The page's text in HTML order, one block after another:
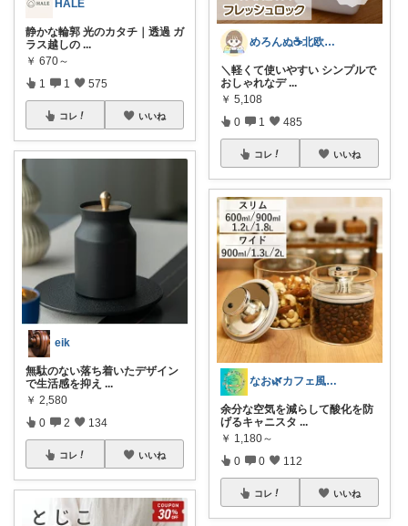
HALE
静かな輪郭 光のカタチ｜透過 ガ
ラス越しの ...
￥ 670～
1 1 575
コレ いいね
eik
無駄のない落ち着いたデザイン
で生活感を抑え ...
￥ 2,580
0 2 134
コレ いいね
めろんぬ☕️北欧ナチュラルな暮らし
＼軽くて使いやすい シンプルで
おしゃれなデ ...
￥ 5,108
0 1 485
コレ いいね
なお🌿カフェ風インテリア・雑貨好き
余分な空気を減らして酸化を防
げるキャニスタ ...
￥ 1,180～
0 0 112
コレ いいね